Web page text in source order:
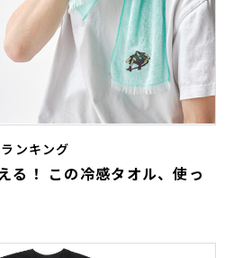
ンキング
る！ この冷感タオル、使っ